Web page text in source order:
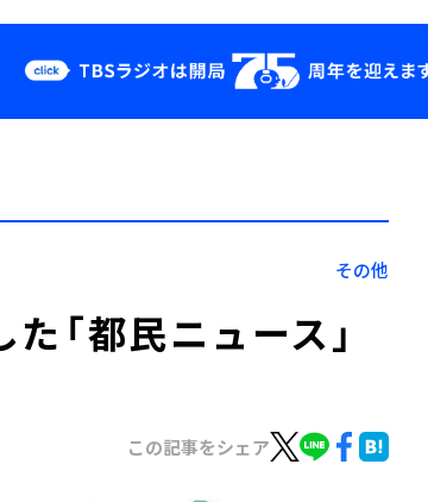
YouTube
その他
「都民ニュース」
この記事をシェア